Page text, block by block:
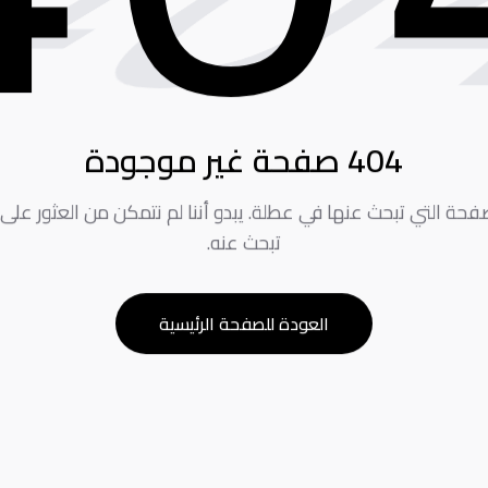
404 صفحة غير موجودة
التي تبحث عنها في عطلة. يبدو أننا لم نتمكن من العثور
تبحث عنه.
العودة للصفحة الرئيسية